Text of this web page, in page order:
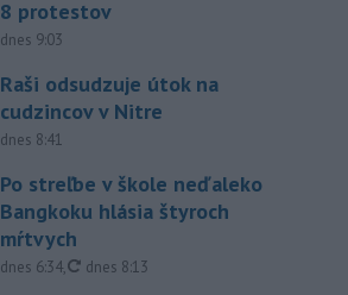
8 protestov
dnes 9:03
Raši odsudzuje útok na
cudzincov v Nitre
dnes 8:41
Po streľbe v škole neďaleko
Bangkoku hlásia štyroch
mŕtvych
dnes 6:34, aktualizované
dnes 8:13